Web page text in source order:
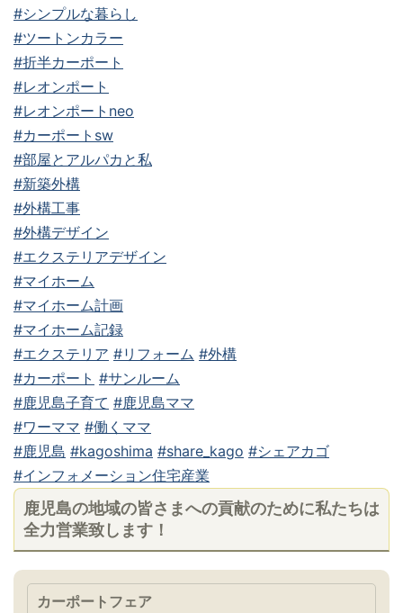
#シンプルな暮らし
#ツートンカラー
#折半カーポート
#レオンポート
#レオンポートneo
#カーポートsw
#部屋とアルパカと私
#新築外構
#外構工事
#外構デザイン
#エクステリアデザイン
#マイホーム
#マイホーム計画
#マイホーム記録
#エクステリア #リフォーム #外構
#カーポート #サンルーム
#鹿児島子育て #鹿児島ママ
#ワーママ #働くママ
#鹿児島 #kagoshima #share_kago #シェアカゴ
#インフォメーション住宅産業
鹿児島の地域の皆さまへの貢献のために私たちは
全力営業致します！
カーポートフェア